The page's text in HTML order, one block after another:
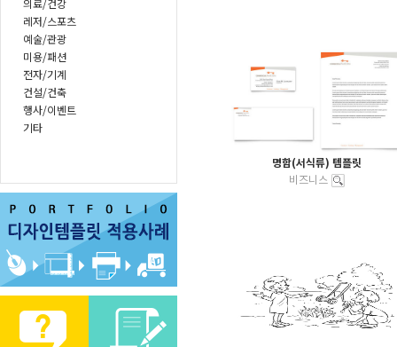
의료/건강
레저/스포츠
예술/관광
미용/패션
전자/기계
건설/건축
행사/이벤트
기타
명함(서식류) 템플릿
비즈니스